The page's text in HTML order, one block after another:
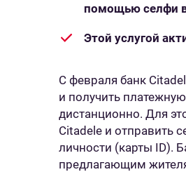
помощью селфи
Этой услугой
С февраля банк
и получить
дистанционно. Для
Citadele и отправить
личности (карты ID).
предлагающим